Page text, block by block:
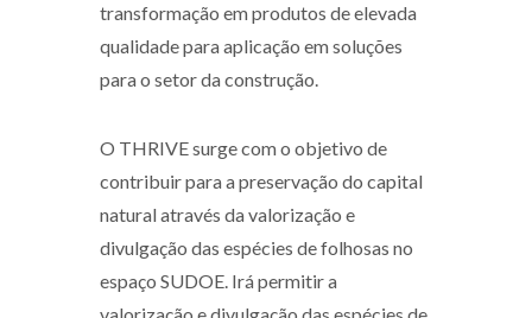
transformação em produtos de elevada
qualidade para aplicação em soluções
para o setor da construção.
O THRIVE surge com o objetivo de
contribuir para a preservação do capital
natural através da valorização e
divulgação das espécies de folhosas no
espaço SUDOE. Irá permitir a